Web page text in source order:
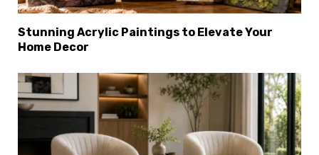
Stunning Acrylic Paintings to Elevate Your
Home Decor